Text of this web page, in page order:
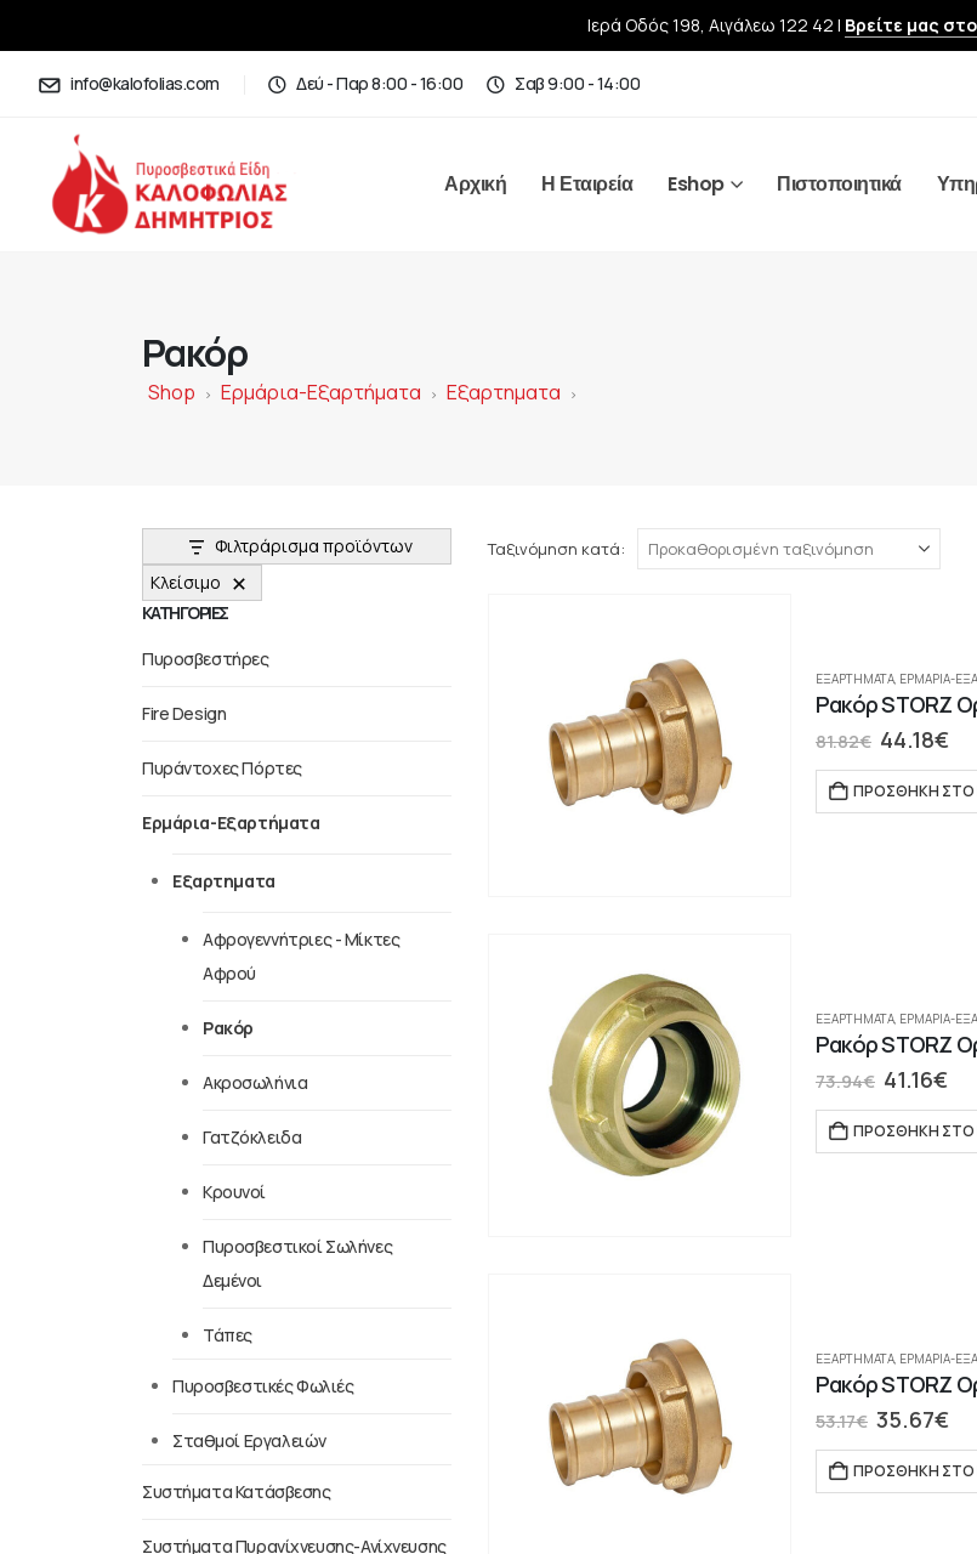
Ιερά Οδός 198, Αιγάλεω 122 42 | Βρείτε μας
info@kalofolias.com Δεύ - Παρ 8:00 - 16:00 Σαβ 9:00 - 14:00
Αρχική Η Εταιρεία Eshop Πιστοποιητικά
Ρακόρ
Shop > Ερμάρια-Εξαρτήματα > Εξαρτηματα >
Ταξινόμηση κατά:
ΕΞΑΡΤΗΜΑΤΑ, ΕΡΜΆΡΙΑ-
Ρακόρ STORZ
81.82€ 44.18€
ΠΡΟΣΘΉΚΗ ΣΤΟ
ΕΞΑΡΤΗΜΑΤΑ, ΕΡΜΆΡΙΑ-
Ρακόρ STORZ
73.94€ 41.16€
ΠΡΟΣΘΉΚΗ ΣΤΟ
ΕΞΑΡΤΗΜΑΤΑ, ΕΡΜΆΡΙΑ-
Ρακόρ STORZ
53.17€ 35.67€
ΠΡΟΣΘΉΚΗ ΣΤΟ
Φιλτράρισμα προϊόντων
Κλείσιμο
ΚΑΤΗΓΟΡΙΕΣ
Πυροσβεστήρες
Fire Design
Πυράντοχες Πόρτες
Ερμάρια-Εξαρτήματα
Εξαρτηματα
Αφρογεννήτριες - Μίκτες
Αφρού
Ρακόρ
Ακροσωλήνια
Γατζόκλειδα
Κρουνοί
Πυροσβεστικοί Σωλήνες
Δεμένοι
Τάπες
Πυροσβεστικές Φωλιές
Σταθμοί Εργαλειών
Συστήματα Κατάσβεσης
Συστήματα Πυρανίχνευσης-Ανίχνευσης